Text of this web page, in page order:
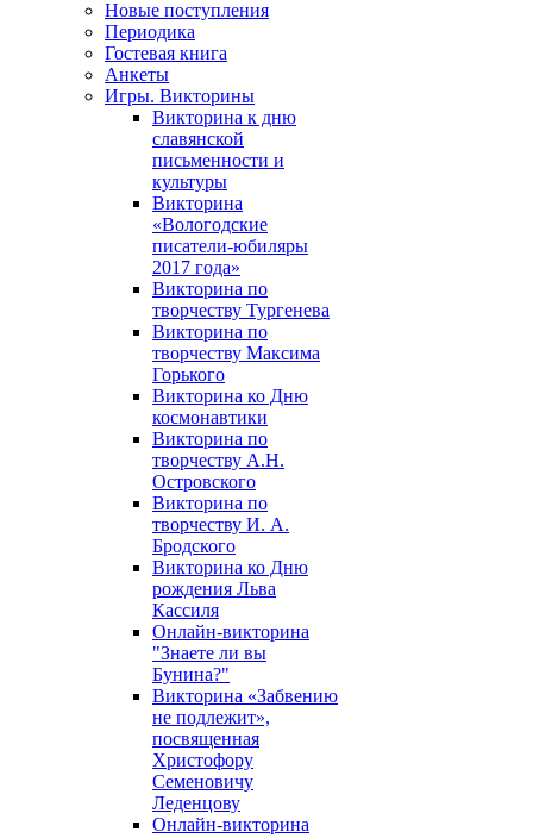
Новые поступления
Периодика
Гостевая книга
Анкеты
Игры. Викторины
Викторина к дню
славянской
письменности и
культуры
Викторина
«Вологодские
писатели-юбиляры
2017 года»
Викторина по
творчеству Тургенева
Викторина по
творчеству Максима
Горького
Викторина ко Дню
космонавтики
Викторина по
творчеству А.Н.
Островского
Викторина по
творчеству И. А.
Бродского
Викторина ко Дню
рождения Льва
Кассиля
Онлайн-викторина
"Знаете ли вы
Бунина?"
Викторина «Забвению
не подлежит»,
посвященная
Христофору
Семеновичу
Леденцову
Онлайн-викторина